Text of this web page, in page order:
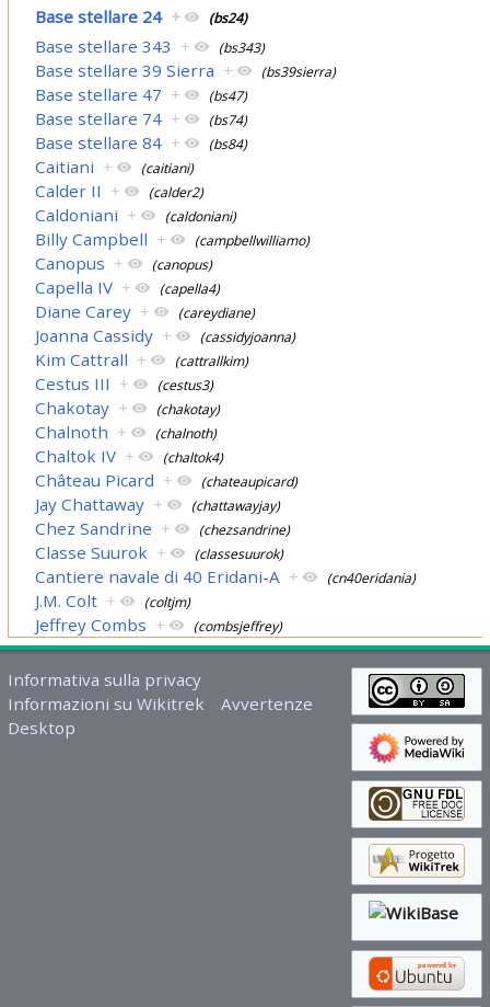
Base stellare 24 + (bs24)
Base stellare 343 + (bs343)
Base stellare 39 Sierra + (bs39sierra)
Base stellare 47 + (bs47)
Base stellare 74 + (bs74)
Base stellare 84 + (bs84)
Caitiani + (caitiani)
Calder II + (calder2)
Caldoniani + (caldoniani)
Billy Campbell + (campbellwilliamo)
Canopus + (canopus)
Capella IV + (capella4)
Diane Carey + (careydiane)
Joanna Cassidy + (cassidyjoanna)
Kim Cattrall + (cattrallkim)
Cestus III + (cestus3)
Chakotay + (chakotay)
Chalnoth + (chalnoth)
Chaltok IV + (chaltok4)
Château Picard + (chateaupicard)
Jay Chattaway + (chattawayjay)
Chez Sandrine + (chezsandrine)
Classe Suurok + (classesuurok)
Cantiere navale di 40 Eridani-A + (cn40eridania)
J.M. Colt + (coltjm)
Jeffrey Combs + (combsjeffrey)
Informativa sulla privacy
Informazioni su Wikitrek
Avvertenze
Desktop